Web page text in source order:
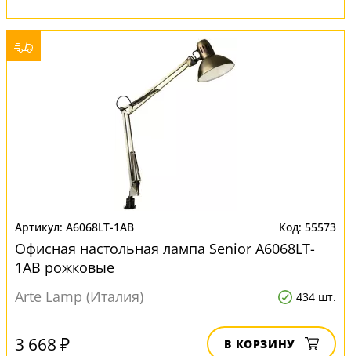
A6068LT-1AB 55573
Офисная настольная лампа Senior A6068LT-
1AB рожковые
Arte Lamp (Италия)
434 шт.
3 668 ₽ В КОРЗИНУ